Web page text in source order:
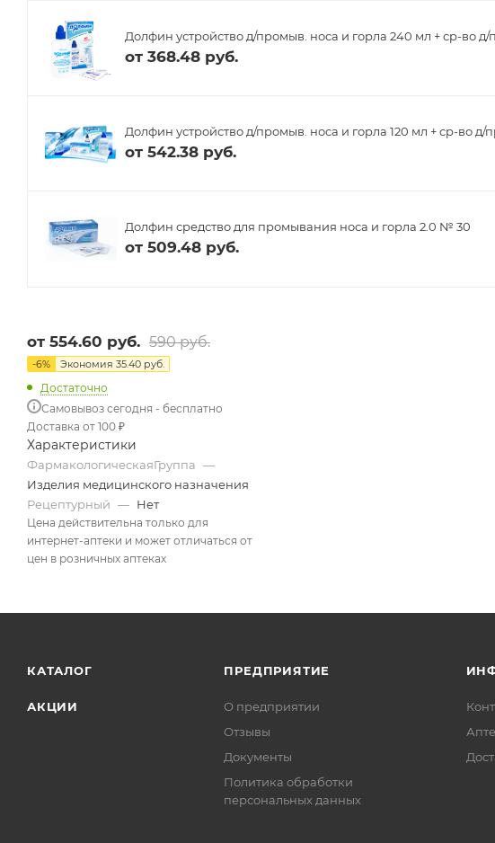
Долфин устройство д/промыв. носа и горла 240 мл + ср-во
от 368.48 руб.
Долфин устройство д/промыв. носа и горла 120 мл + ср-во
от 542.38 руб.
Долфин средство для промывания носа и горла 2.0 № 30
от 509.48 руб.
от 554.60 руб. 590 руб.
-6% Экономия 35.40 руб.
Достаточно
Самовывоз сегодня - бесплатно
Доставка от 100 ₽
Характеристики
ФармакологическаяГруппа —
Изделия медицинского назначения
Рецептурный — Нет
Цена действительна только для
интернет-аптеки и может отличаться от
цен в розничных аптеках
КАТАЛОГ
АКЦИИ
ПРЕДПРИЯТИЕ
О предприятии
Отзывы
Документы
Политика обработки
персональных данных